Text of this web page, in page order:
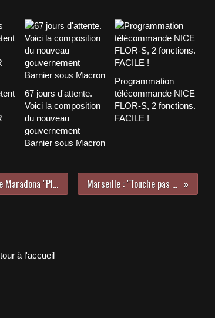
67 jours d'attente.
Voici la composition
du nouveau
gouvernement
Barnier sous Macron
Programmation
télécommande NICE
FLOR-S, 2 fonctions.
FACILE !
Scandale Fifa : le nouveau tee-shirt de Maradona "Platini et Blatter voleurs" Marseille : "Touche pas à ma kippa !"
à l'accueil